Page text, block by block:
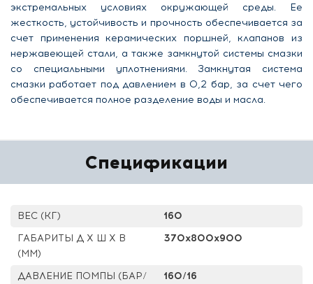
экстремальных условиях окружающей среды. Ее
жесткость, устойчивость и прочность обеспечивается за
счет применения керамических поршней, клапанов из
нержавеющей стали, а также замкнутой системы смазки
со специальными уплотнениями. Замкнутая система
смазки работает под давлением в 0,2 бар, за счет чего
обеспечивается полное разделение воды и масла.
Спецификации
ВЕС (КГ)
160
ГАБАРИТЫ Д Х Ш Х В
(ММ)
370x800x900
ДАВЛЕНИЕ ПОМПЫ (БАР/
160/16